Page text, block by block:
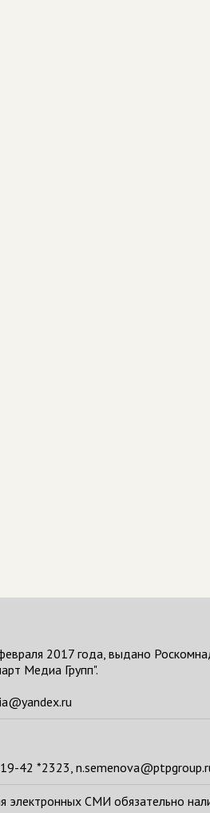
2017 года, выдано
Медиа Групп".
42 *2323,
электронных СМИ обязательно